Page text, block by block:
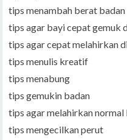
tips menambah berat badan
tips agar bayi cepat gemuk
tips agar cepat melahirkan
tips menulis kreatif
tips menabung
tips gemukin badan
tips agar melahirkan
tips mengecilkan perut